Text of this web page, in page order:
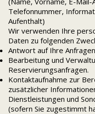
Telefonnummer,
Aufenthalt)
Wir verwenden Ihre
Daten zu folgenden
Antwort auf Ihre
Bearbeitung und
Reservierungsanfragen.
Kontaktaufnahme zur
zusätzlicher
Dienstleistungen und
(sofern Sie zugestimmt